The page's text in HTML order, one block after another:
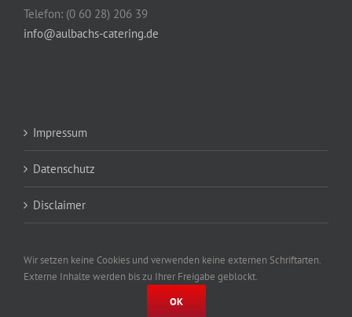
Telefon: (0 60 28) 206 39
info@aulbachs-catering.de
Impressum
Datenschutz
Disclaimer
2026 | Powered by
Wir setzen keine Cookies und verwenden keine externen Schriftarten.
Externe Inhalte werden bis zu Ihrer Freigabe geblockt.
OK